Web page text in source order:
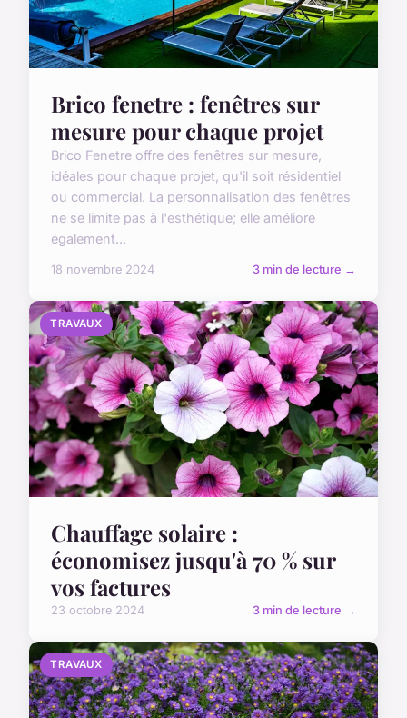
Brico fenetre : fenêtres sur
mesure pour chaque projet
Brico Fenetre offre des fenêtres sur mesure,
idéales pour chaque projet, qu'il soit résidentiel
ou commercial. La personnalisation des fenêtres
ne se limite pas à l'esthétique; elle améliore
également...
18 novembre 2024 3 min de lecture →
TRAVAUX
Chauffage solaire :
économisez jusqu'à 70 % sur
vos factures
23 octobre 2024 3 min de lecture →
TRAVAUX